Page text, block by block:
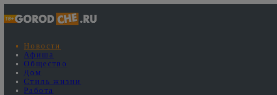
Новости
Афиша
Общество
Дом
Стиль жизни
Работа